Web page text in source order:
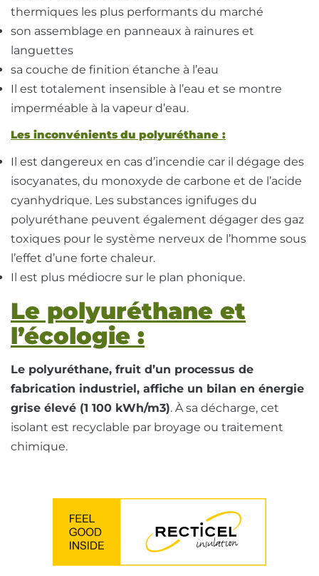
thermiques les plus performants du marché
son assemblage en panneaux à rainures et
languettes
sa couche de finition étanche à l’eau
Il est totalement insensible à l’eau et se montre
imperméable à la vapeur d’eau.
Les inconvénients du polyuréthane :
Il est dangereux en cas d’incendie car il dégage des
isocyanates, du monoxyde de carbone et de l’acide
cyanhydrique. Les substances ignifuges du
polyuréthane peuvent également dégager des gaz
toxiques pour le système nerveux de l’homme sous
l’effet d’une forte chaleur.
Il est plus médiocre sur le plan phonique.
Le polyuréthane et
l’écologie :
Le polyuréthane, fruit d’un processus de
fabrication industriel, affiche un bilan en énergie
grise élevé (1 100 kWh/m3). À sa décharge, cet
isolant est recyclable par broyage ou traitement
chimique.